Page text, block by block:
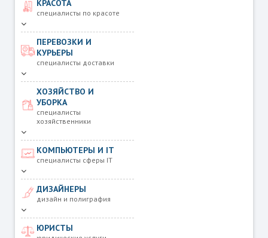
КРАСОТА
специалисты по красоте
ПЕРЕВОЗКИ И
КУРЬЕРЫ
специалисты доставки
ХОЗЯЙСТВО И
УБОРКА
специалисты
хозяйственники
КОМПЬЮТЕРЫ И IT
специалисты сферы IT
ДИЗАЙНЕРЫ
дизайн и полиграфия
ЮРИСТЫ